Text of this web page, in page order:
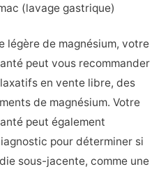
(lavage gastrique)
légère de magnésium, votre
peut vous recommander
en vente libre, des
de magnésium. Votre
peut également
pour déterminer si
sous-jacente, comme une